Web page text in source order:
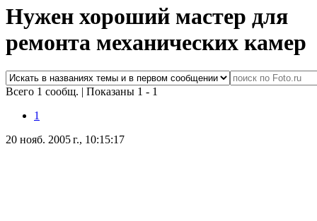
Нужен хороший мастер для
ремонта механических камер
Всего 1 сообщ. | Показаны 1 - 1
1
20 нояб. 2005 г., 10:15:17